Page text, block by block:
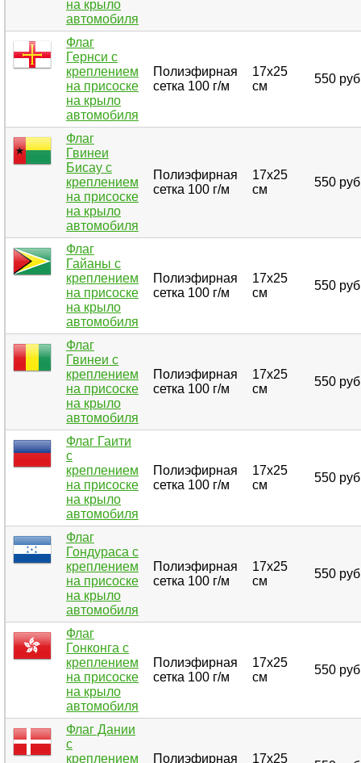
на крыло
автомобиля
Флаг
Гернси с
креплением
на присоске
на крыло
автомобиля
Полиэфирная
сетка 100 г/м
17х25
см
550
Флаг
Гвинеи
Бисау с
креплением
на присоске
на крыло
автомобиля
Полиэфирная
сетка 100 г/м
17х25
см
550
Флаг
Гайаны с
креплением
на присоске
на крыло
автомобиля
Полиэфирная
сетка 100 г/м
17х25
см
550
Флаг
Гвинеи с
креплением
на присоске
на крыло
автомобиля
Полиэфирная
сетка 100 г/м
17х25
см
550
Флаг Гаити
с
креплением
на присоске
на крыло
автомобиля
Полиэфирная
сетка 100 г/м
17х25
см
550
Флаг
Гондураса с
креплением
на присоске
на крыло
автомобиля
Полиэфирная
сетка 100 г/м
17х25
см
550
Флаг
Гонконга с
креплением
на присоске
на крыло
автомобиля
Полиэфирная
сетка 100 г/м
17х25
см
550
Флаг Дании
с
креплением
Полиэфирная
17х25